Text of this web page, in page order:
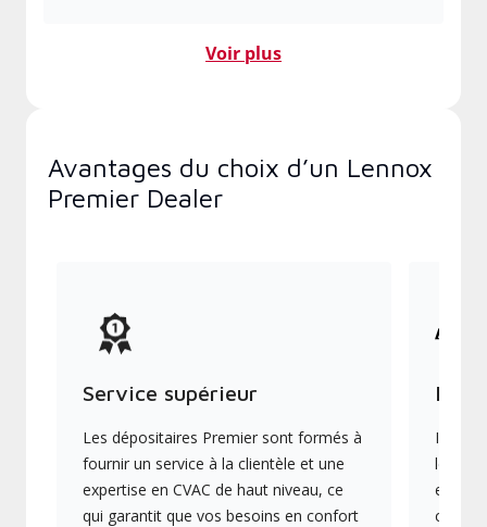
Voir plus
Avantages du choix d’un Lennox
Premier Dealer
Service supérieur
Les dépositaires Premier sont formés à
fournir un service à la clientèle et une
expertise en CVAC de haut niveau, ce
qui garantit que vos besoins en confort
Ils
les
en